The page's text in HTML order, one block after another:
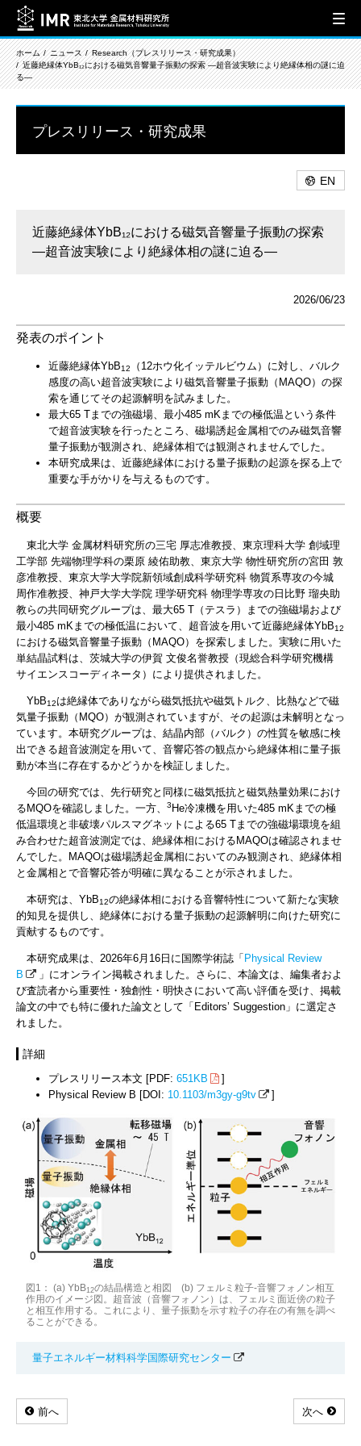
ホーム ニュース
Research（プレスリリース・研究成果）
近藤絶縁体YbB₁₂における磁気音響量子振動の探索 ―超音波実験により絶縁体相の謎に迫
る―
プレスリリース・研究成果
EN
近藤絶縁体YbB₁₂における磁気音響量子振動の探索
―超音波実験により絶縁体相の謎に迫る―
2026/06/23
発表のポイント
近藤絶縁体YbB12
（12ホウ化イッテルビウム）に対し、バルク
感度の高い超音波実験により磁気音響量子振動（MAQO）の探
索を通じてその起源解明を試みました。
最大65 Tまでの強磁場、最小485 mKまでの極低温という条件
で超音波実験を行ったところ、磁場誘起金属相でのみ磁気音響
量子振動が観測され、絶縁体相では観測されませんでした。
本研究成果は、近藤絶縁体における量子振動の起源を探る上で
重要な手がかりを与えるものです。
概要
東北大学 金属材料研究所の三宅 厚志准教授、東京理科大学 創域理
工学部 先端物理学科の栗原 綾佑助教、東京大学 物性研究所の宮田 敦
彦准教授、東京大学大学院新領域創成科学研究科 物質系専攻の今城
周作准教授、神戸大学大学院 理学研究科 物理学専攻の日比野 瑠央助
教らの共同研究グループは、最大65 T（テスラ）までの強磁場および
最小485 mKまでの極低温において、超音波を用いて近藤絶縁体YbB12
における磁気音響量子振動（MAQO）を探索しました。実験に用いた
単結晶試料は、茨城大学の伊賀 文俊名誉教授（現総合科学研究機構
サイエンスコーディネータ）により提供されました。
YbB12は絶縁体でありながら磁気抵抗や磁気トルク、比熱などで磁
気量子振動（MQO）が観測されていますが、その起源は未解明となっ
ています。本研究グループは、結晶内部（バルク）の性質を敏感に検
出できる超音波測定を用いて、音響応答の観点から絶縁体相に量子振
動が本当に存在するかどうかを検証しました。
今回の研究では、先行研究と同様に磁気抵抗と磁気熱量効果におけ
るMQOを確認しました。一方、
3 He冷凍機を用いた485 mKまでの極
低温環境と非破壊パルスマグネットによる65 Tまでの強磁場環境を組
み合わせた超音波測定では、絶縁体相におけるMAQOは確認されませ
んでした。MAQOは磁場誘起金属相においてのみ観測され、絶縁体相
と金属相とで音響応答が明確に異なることが示されました。
本研究は、YbB12の絶縁体相における音響特性について新たな実験
的知見を提供し、絶縁体における量子振動の起源解明に向けた研究に
貢献するものです。
本研究成果は、2026年6月16日に国際学術誌「 Physical Review
B
」にオンライン掲載されました。さらに、本論文は、編集者およ
び査読者から重要性・独創性・明快さにおいて高い評価を受け、掲載
論文の中でも特に優れた論文として「Editors’ Suggestion」に選定さ
れました。
詳細
プレスリリース本文 [PDF: 651KB
]
Physical Review B [DOI: 10.1103/m3gy-g9tv ]
図1： (a) YbB12の結晶構造と相図 (b) フェルミ粒子-音響フォノン相互
作用のイメージ図。超音波（音響フォノン）は、フェルミ面近傍の粒子
と相互作用する。これにより、量子振動を示す粒子の存在の有無を調べ
ることができる。
量子エネルギー材料科学国際研究センター
前へ 次へ